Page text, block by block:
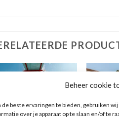
Beheer cookie
de beste ervaringen te bieden, gebruiken
over je apparaat op te slaan en/of te